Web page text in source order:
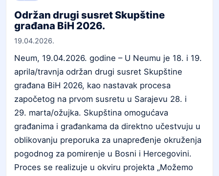
Održan drugi susret Skupštine
građana BiH 2026.
19.04.2026.
Neum, 19.04.2026. godine – U Neumu je 18. i 19.
aprila/travnja održan drugi susret Skupštine
građana BiH 2026, kao nastavak procesa
započetog na prvom susretu u Sarajevu 28. i
29. marta/ožujka. Skupština omogućava
građanima i građankama da direktno učestvuju u
oblikovanju preporuka za unapređenje okruženja
pogodnog za pomirenje u Bosni i Hercegovini.
Proces se realizuje u okviru projekta „Možemo